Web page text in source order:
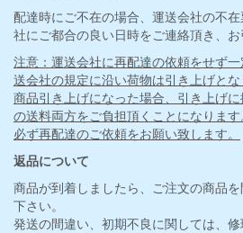
配達時にご不在の場合、運送会社の不
社にご都合の良い日時をご連絡頂き、お
注意：運送会社に再配達の依頼をせず
送会社の規定に沿い荷物は引き上げとな
商品引き上げになった場合、引き上げ
の送料両方をご負担頂くことになります
必ず再配達のご依頼をお願い致します。
返品について
商品が到着しましたら、ご注文の商品
下さい。
発送の間違い、初期不良に関しては、